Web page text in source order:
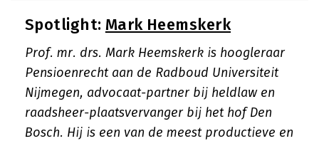
Spotlight: Mark Heemskerk
Prof. mr. drs. Mark Heemskerk is hoogleraar
Pensioenrecht aan de Radboud Universiteit
Nijmegen, advocaat-partner bij heldlaw en
raadsheer-plaatsvervanger bij het hof Den
Bosch. Hij is een van de meest productieve en